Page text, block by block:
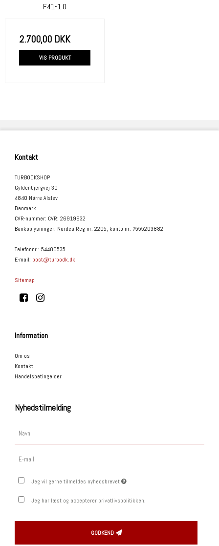
F41-1.0
2.700,00 DKK
VIS PRODUKT
Kontakt
TURBODKSHOP
Gyldenbjergvej 30
4840 Nørre Alslev
Denmark
CVR-nummer: CVR: 26919932
Bankoplysninger: Nordea Reg nr. 2205, konto nr. 7555203882
Telefonnr.: 54400535
E-mail: post@turbodk.dk
Sitemap
Information
Om os
Kontakt
Handelsbetingelser
Nyhedstilmelding
Jeg vil gerne tilmeldes nyhedsbrevet
Jeg har læst og accepterer privatlivspolitikken.
GODKEND